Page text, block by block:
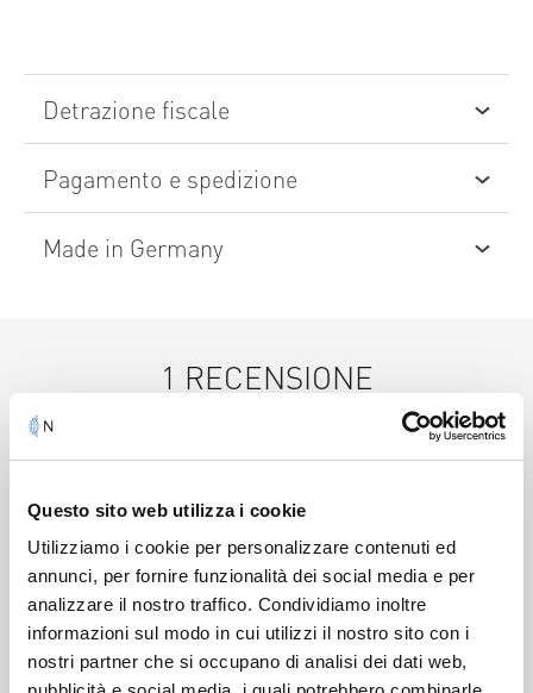
Questo sito web utilizza i cookie
Utilizziamo i cookie per personalizzare contenuti ed
annunci, per fornire funzionalità dei social media e per
analizzare il nostro traffico. Condividiamo inoltre
informazioni sul modo in cui utilizzi il nostro sito con i
nostri partner che si occupano di analisi dei dati web,
Detrazione fiscale
spese sanitarie ai sensi dell’art. 15, comma 1, lett. c),
T.U.I.R.
Pagamento e spedizione
Servizio clienti e fatturazione in Italia
Made in Germany
1 RECENSIONE
Da clienti che hanno acquistato questo articolo!
5.00
STELLE